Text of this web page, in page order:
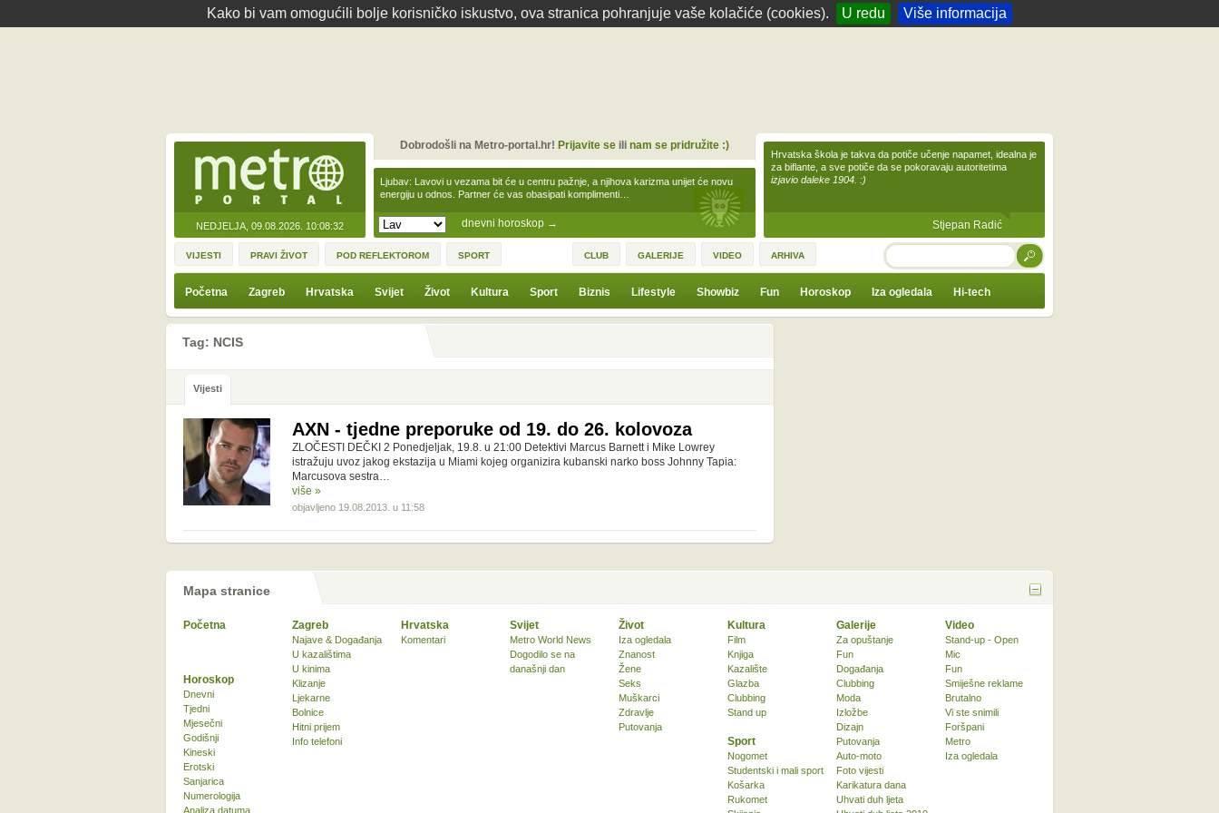
Kako bi vam omogućili bolje korisničko iskustvo, ova stranica pohranjuje vaše kolačiće (cookies). U redu Više informacija
NEDJELJA, 09.08.2026. 10:08:32 dnevni horoskop →
Ljubav: Lavovi u vezama bit će u centru pažnje, a njihova karizma unijet će novu
energiju u odnos. Partner će vas obasipati komplimenti…
Dobrodošli na Metro-portal.hr! Prijavite seili nam se pridružite :)
Hrvatska škola je takva da potiče učenje napamet, idealna je
za biflante, a sve potiče da se pokoravaju autoritetima
izjavio daleke 1904. :)
Stjepan Radić
VIJESTI PRAVI ŽIVOT POD REFLEKTOROM SPORT CLUB GALERIJE VIDEO ARHIVA TRAŽI
Početna Zagreb Hrvatska Svijet Život Kultura Sport Biznis Lifestyle Showbiz Fun Horoskop Iza ogledala Hi-tech
Tag: NCIS
Vijesti
AXN - tjedne preporuke od 19. do 26. kolovoza
ZLOČESTI DEČKI 2 Ponedjeljak, 19.8. u 21:00 Detektivi Marcus Barnett i Mike Lowrey
istražuju uvoz jakog ekstazija u Miami kojeg organizira kubanski narko boss Johnny Tapia:
Marcusova sestra…
više »
objavljeno 19.08.2013. u 11:58
Mapa stranice
Početna Zagreb
Najave & Događanja
U kazalištima
U kinima
Klizanje
Ljekarne
Bolnice
Hitni prijem
Info telefoni
Hrvatska
Komentari
Svijet
Metro World News
Dogodilo se na
današnji dan
Život
Iza ogledala
Znanost
Žene
Seks
Muškarci
Zdravlje
Putovanja
Kultura
Film
Knjiga
Kazalište
Glazba
Clubbing
Stand up
Sport
Nogomet
Studentski i mali sport
Košarka
Rukomet
Horoskop
Dnevni
Tjedni
Mjesečni
Godišnji
Kineski
Erotski
Sanjarica
Numerologija
Analiza datuma
Galerije
Za opuštanje
Fun
Događanja
Clubbing
Moda
Izložbe
Dizajn
Putovanja
Auto-moto
Foto vijesti
Karikatura dana
Uhvati duh ljeta
Video
Stand-up - Open
Mic
Fun
Smiješne reklame
Brutalno
Vi ste snimili
Foršpani
Metro
Iza ogledala